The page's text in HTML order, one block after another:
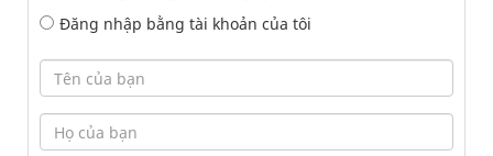
Đăng nhập bằng tài khoản của tôi